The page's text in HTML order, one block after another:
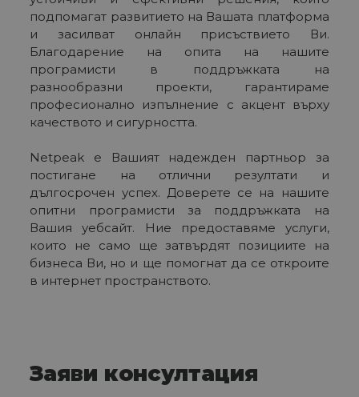
подпомагат развитието на Вашата платформа
и засилват онлайн присъствието Ви.
Благодарение на опита на нашите
програмисти в поддръжката на
разнообразни проекти, гарантираме
професионално изпълнение с акцент върху
качеството и сигурността.
Netpeak е Вашият надежден партньор за
постигане на отлични резултати и
дългосрочен успех. Доверете се на нашите
опитни програмисти за поддръжката на
Вашия уебсайт. Ние предоставяме услуги,
които не само ще затвърдят позициите на
бизнеса Ви, но и ще помогнат да се откроите
в интернет пространството.
Заяви консултация